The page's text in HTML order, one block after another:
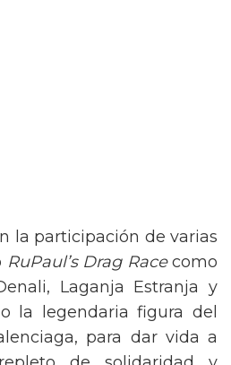
la participación de varias
RuPaul’s Drag Race
como
Laganja Estranja y
la legendaria figura del
para dar vida a